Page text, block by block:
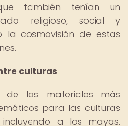
también tenían un
religioso, social y
la cosmovisión de estas
culturas
los materiales más
para las culturas
incluyendo a los mayas.